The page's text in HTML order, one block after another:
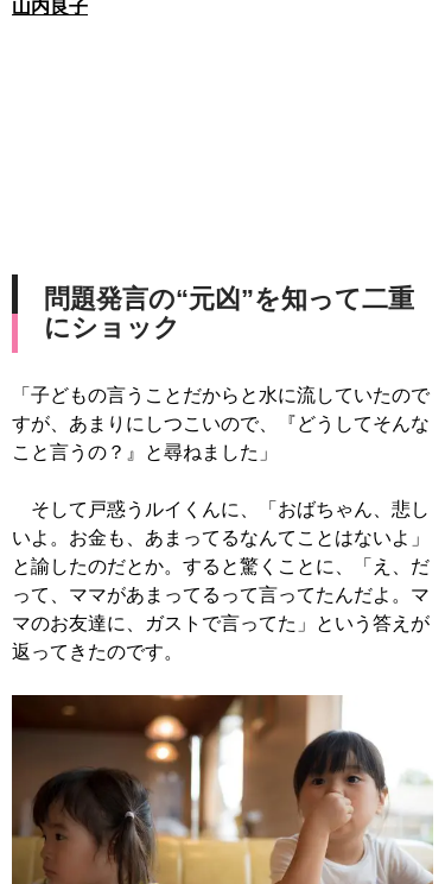
山内良子
問題発言の“元凶”を知って二重
にショック
「子どもの言うことだからと水に流していたので
すが、あまりにしつこいので、『どうしてそんな
こと言うの？』と尋ねました」
そして戸惑うルイくんに、「おばちゃん、悲し
いよ。お金も、あまってるなんてことはないよ」
と諭したのだとか。すると驚くことに、「え、だ
って、ママがあまってるって言ってたんだよ。マ
マのお友達に、ガストで言ってた」という答えが
返ってきたのです。